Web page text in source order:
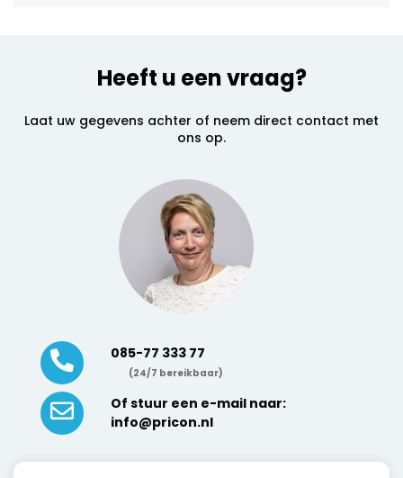
Heeft u een vraag?
Laat uw gegevens achter of neem direct contact met
ons op.
085-77 333 77
(24/7 bereikbaar)
Of stuur een e-mail naar:
info@pricon.nl